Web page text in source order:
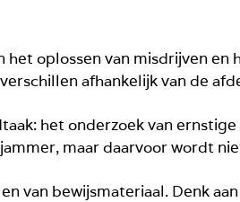
oplossen van misdrijven en
afhankelijk van de
het onderzoek van
maar daarvoor wordt
van bewijsmateriaal. Denk